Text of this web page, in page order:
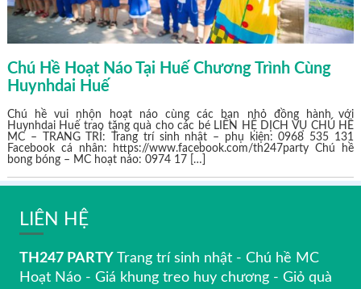
Chú Hề Hoạt Náo Tại Huế Chương Trình Cùng
Huynhdai Huế
Chú hề vui nhộn hoạt náo cùng các bạn nhỏ đồng hành với
Huynhdai Huế trao tặng quà cho các bé LIÊN HỆ DỊCH VỤ CHÚ HỀ
MC – TRANG TRÍ: Trang trí sinh nhật – phụ kiện: 0968 535 131
Facebook cá nhân: https://www.facebook.com/th247party Chú hề
bong bóng – MC hoạt náo: 0974 17 […]
LIÊN HỆ
TH247 PARTY Trang trí sinh nhật - Chú hề MC
Hoạt Náo - Giá khung treo huy chương - Giỏ quà